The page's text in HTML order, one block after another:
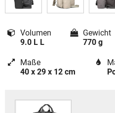
Volumen
9.0 L L
Gewicht
770 g
Maße
40 x 29 x 12 cm